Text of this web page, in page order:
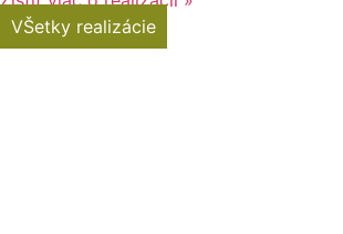
VŠetky realizácie